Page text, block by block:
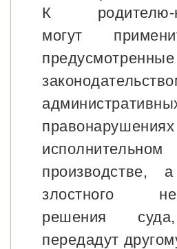
К родителю-
могут
предусмотренные
исполнительном
производстве,
злостного
решения
передадут